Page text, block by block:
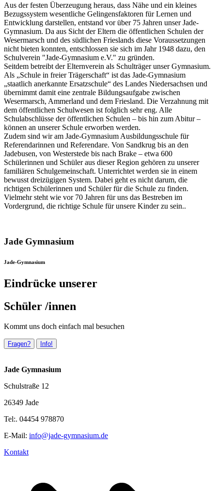
Aus der festen Überzeugung heraus, dass Nähe und ein kleines
Bezugssystem wesentliche Gelingensfaktoren für Lernen und
Entwicklung darstellen, entstand vor über 75 Jahren unser Jade-
Gymnasium. Da aus Sicht der Eltern die öffentlichen Schulen der
Wesermarsch und des südlichen Frieslands diese Voraussetzungen
nicht bieten konnten, entschlossen sie sich im Jahr 1948 dazu, den
Schulverein "Jade-Gymnasium e.V." zu gründen.
Seitdem betreibt der Elternverein als Schulträger unser Gymnasium.
Als „Schule in freier Trägerschaft“ ist das Jade-Gymnasium
„staatlich anerkannte Ersatzschule“ des Landes Niedersachsen und
übernimmt damit eine zentrale Bildungsaufgabe zwischen
Wesermarsch, Ammerland und dem Friesland. Die Verzahnung mit
dem öffentlichen Schulwesen ist folglich sehr eng. Alle
Schulabschlüsse der öffentlichen Schulen – bis hin zum Abitur –
können an unserer Schule erworben werden.
Zudem sind wir am Jade-Gymnasium Ausbildungsschule für
Referendarinnen und Referendare. Von Sandkrug bis an den
Jadebusen, von Westerstede bis nach Brake – etwa 600
Schülerinnen und Schüler aus dieser Region gehören zu unserer
familiären Schulgemeinschaft. Unterrichtet werden sie in einem
bewusst dreizügigen System. Dabei geht es nicht darum, die
richtigen Schülerinnen und Schüler für die Schule zu finden.
Vielmehr steht wie vor 70 Jahren für uns das Bestreben im
Vordergrund, die richtige Schule für unsere Kinder zu sein..
Jade Gymnasium
Jade-Gymnasium
Eindrücke unserer
Schüler /innen
Kommt uns doch einfach mal besuchen
Fragen? Info!
Jade Gymnasium
Schulstraße 12
26349 Jade
Tel:. 04454 978870
E-Mail: info@jade-gymnasium.de
Kontakt